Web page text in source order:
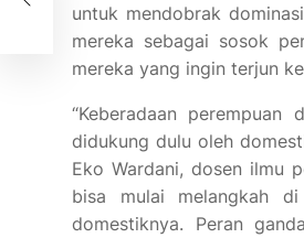
untuk mendobrak
mereka sebagai sosok
mereka yang ingin terjun
“Keberadaan
didukung dulu oleh
Eko Wardani, dosen ilmu
bisa mulai melangkah
domestiknya. Peran